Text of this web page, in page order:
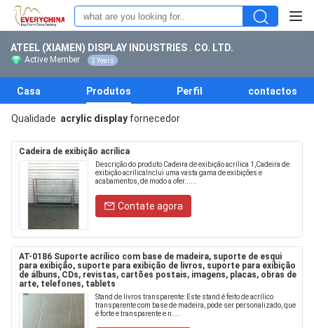
ATEEL (XIAMEN) DISPLAY INDUSTRIES . CO. LTD.
Active Member 2 Years
Casa Produtos Perfil contactos
Qualidade acrylic display fornecedor
Cadeira de exibição acrílica
Descrição do produto Cadeira de exibição acrílica 1,Cadeira de
exibição acrílicaInclui uma vasta gama de exibições e
acabamentos, de modo a ofer......
Contate agora
AT-0186 Suporte acrílico com base de madeira, suporte de esqui
para exibição, suporte para exibição de livros, suporte para exibição
de álbuns, CDs, revistas, cartões postais, imagens, placas, obras de
arte, telefones, tablets
Stand de livros transparente: Este stand é feito de acrílico
transparente com base de madeira, pode ser personalizado, que
é forte e transparente e n....